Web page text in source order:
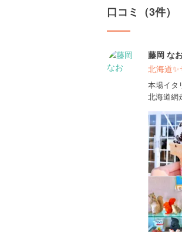
口コミ（3件）
藤岡 な
北海道
本場イタ
北海道網